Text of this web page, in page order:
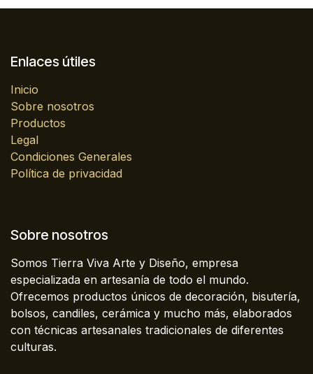
Enlaces útiles
Inicio
Sobre nosotros
Productos
Legal
Condiciones Generales
Política de privacidad
Sobre nosotros
Somos Tierra Viva Arte y Diseño, empresa
especializada en artesanía de todo el mundo.
Ofrecemos productos únicos de decoración, bisutería,
bolsos, candiles, cerámica y mucho más, elaborados
con técnicas artesanales tradicionales de diferentes
culturas.